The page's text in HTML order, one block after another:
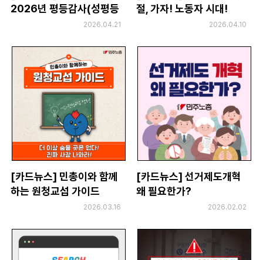
2026년 평등감사(성평등
2026.04.21
절, 가자! 노동자 시대!
2026.04.10
[카드뉴스] 민총이와 함께
하는 원청교섭 가이드
2026.03.16
[카드뉴스] 선거제도개혁
왜 필요한가?
2026.02.02